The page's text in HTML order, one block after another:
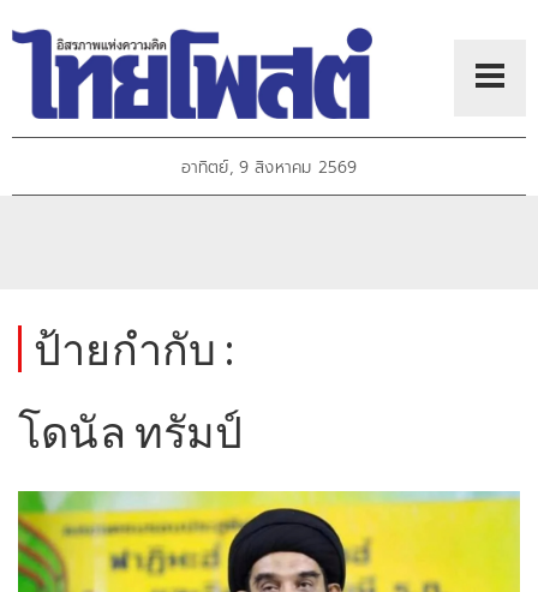
อาทิตย์, 9 สิงหาคม 2569
ป้ายกำกับ :
โดนัล ทรัมป์